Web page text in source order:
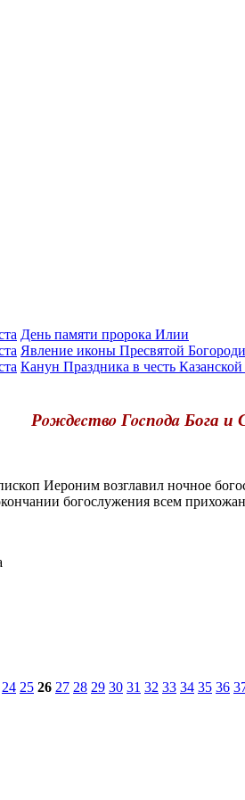
День памяти пророка Илии
Явлeние иконы Пресвятой
Канун Праздника в честь
Рoждecтвo Гocпoдa Бога и
Иероним возглавил ночное
богослужения всем
24 25 26 27 28 29 30 31 32 33 34 35 36